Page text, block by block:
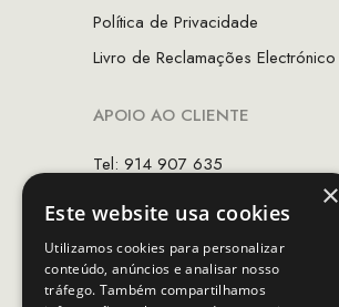
Política de Privacidade
Livro de Reclamações Electrónico
APOIO AO CLIENTE
Tel: 914 907 635
Horário de contacto:
×
Este website usa cookies
Utilizamos cookies para personalizar
conteúdo, anúncios e analisar nosso
tráfego. Também compartilhamos